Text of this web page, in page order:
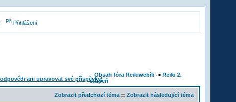
Přihlášení
Obsah fóra Reikiwebík -> Reiki 2.
stupeň
Zobrazit předchozí téma :: Zobrazit následující téma